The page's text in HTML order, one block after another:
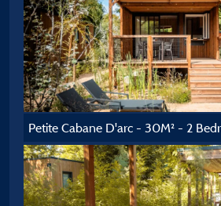
Petite Cabane D'arc - 30M² - 2